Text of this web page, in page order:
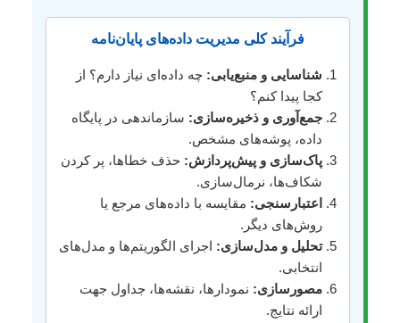
فرآیند کلی مدیریت داده‌های پایان‌نامه
شناسایی و منبع‌یابی: چه داده‌ای نیاز دارم؟ از
کجا پیدا کنم؟
جمع‌آوری و ذخیره‌سازی: سازماندهی در پایگاه
داده، پوشه‌های مشخص.
پاک‌سازی و پیش‌پردازش: حذف خطاها، پر کردن
شکاف‌ها، نرمال‌سازی.
اعتبارسنجی: مقایسه با داده‌های مرجع یا
روش‌های دیگر.
تحلیل و مدل‌سازی: اجرای الگوریتم‌ها و مدل‌های
انتخابی.
مصورسازی: نمودارها، نقشه‌ها، جداول جهت
ارائه نتایج.